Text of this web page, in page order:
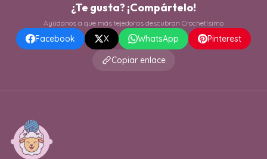
¿Te gusta? ¡Compártelo!
Ayúdanos a que más tejedoras descubran Crochetísimo
Facebook X WhatsApp
Pinterest
Copiar enlace